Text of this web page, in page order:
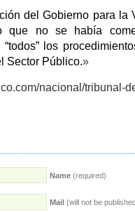
del Gobierno para la
que no se había
“todos” los
Sector Público.»
nacional/tribunal-
Name (required)
Mail (will not be